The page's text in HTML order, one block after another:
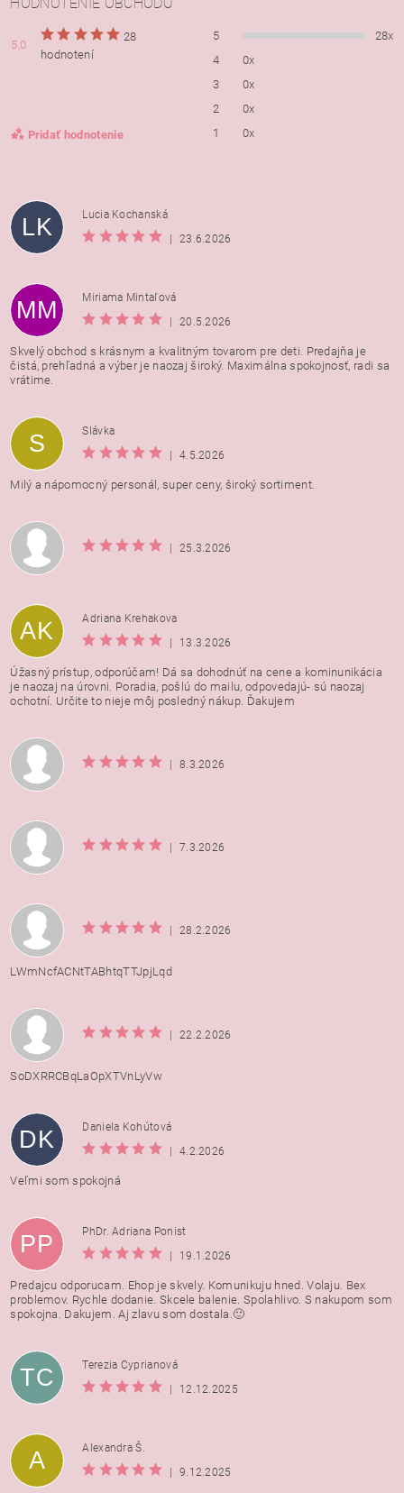
5,0
28
hodnotení
Pridať hodnotenie
5
28x
4
0x
3
0x
2
0x
1
0x
Vložením hodnotenie súhlasíte s
osobných údajov
LK
Lucia Kochanská
|
23.6.2026
MM
Miriama Mintaľová
|
20.5.2026
Skvelý obchod s krásnym a kvalitným tovarom pre deti. Predajňa je
čistá, prehľadná a výber je naozaj široký. Maximálna spokojnosť, radi sa
vrátime.
S
Slávka
|
4.5.2026
Milý a nápomocný personál, super ceny, široký sortiment.
| 25.3.2026
AK
Adriana Krehakova
|
13.3.2026
Úžasný prístup, odporúčam! Dá sa dohodnúť na cene a kominunikácia
je naozaj na úrovni. Poradia, pošlú do mailu, odpovedajú- sú naozaj
ochotní. Určite to nieje môj posledný nákup. Ďakujem
| 8.3.2026
| 7.3.2026
| 28.2.2026
LWmNcfACNtTABhtqTTJpjLqd
| 22.2.2026
SoDXRRCBqLaOpXTVnLyVw
DK
Daniela Kohútová
|
4.2.2026
Veľmi som spokojná
PP
PhDr. Adriana Ponist
|
19.1.2026
Predajcu odporucam. Ehop je skvely. Komunikuju hned. Volaju. Bex
problemov. Rychle dodanie. Skcele balenie. Spolahlivo. S nakupom som
spokojna. Dakujem. Aj zlavu som dostala.🙂
TC
Terezia Cyprianová
|
12.12.2025
A
Alexandra Š.
|
9.12.2025